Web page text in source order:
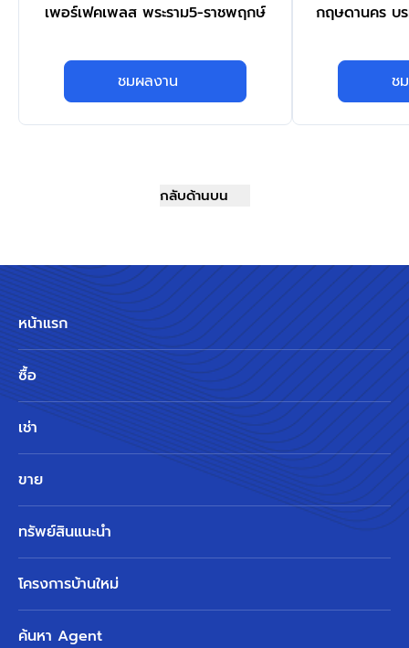
เพอร์เฟคเพลส พระราม5-ราชพฤกษ์
ชมผลงาน
กฤษดานคร บ
ช
กลับด้านบน
หน้าแรก
ซื้อ
เช่า
ขาย
ทรัพย์สินแนะนำ
โครงการบ้านใหม่
ค้นหา Agent